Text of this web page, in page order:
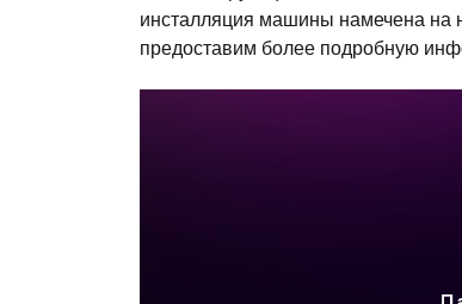
инсталляция машины намечена на
предоставим более подробную